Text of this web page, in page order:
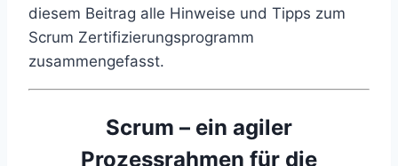
diesem Beitrag alle Hinweise und Tipps zum
Scrum Zertifizierungsprogramm
zusammengefasst.
Scrum – ein agiler
Prozessrahmen für die